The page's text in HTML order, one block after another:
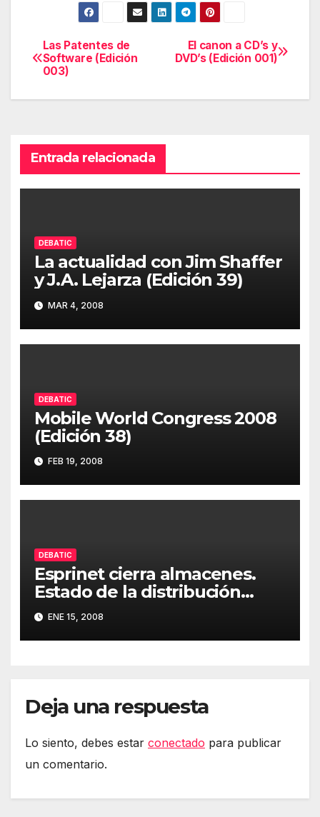
Navegación
de
El canon a CD’s y
DVD’s (Edición 001)
Las Patentes de
Software (Edición
003)
Entrada relacionada
DEBATIC
La actualidad con Jim Shaffer
y J.A. Lejarza (Edición 39)
MAR 4, 2008
DEBATIC
Mobile World Congress 2008
(Edición 38)
FEB 19, 2008
DEBATIC
Esprinet cierra almacenes.
Estado de la distribución
informática (Edición 37)
ENE 15, 2008
Deja una respuesta
Lo siento, debes estar conectado para publicar
un comentario.